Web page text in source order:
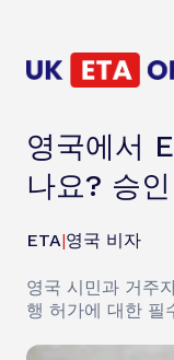
영국에서
나요? 승
ETA|영국 비자
영국 시민과 거주
행 허가에 대한 필